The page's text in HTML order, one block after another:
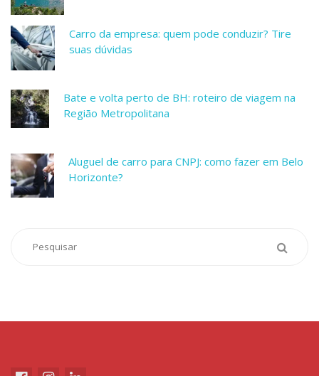
Carro da empresa: quem pode conduzir? Tire
suas dúvidas
Bate e volta perto de BH: roteiro de viagem na
Região Metropolitana
Aluguel de carro para CNPJ: como fazer em Belo
Horizonte?